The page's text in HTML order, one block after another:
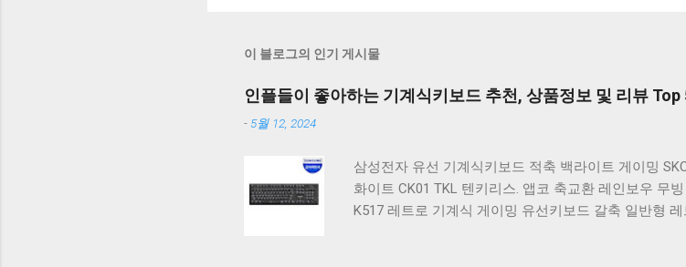
이 블로그의 인기 게시물
인플들이 좋아하는 기계식키보드 추천, 상품정보 및 리뷰 Top
- 5월 12, 2024
삼성전자 유선 기계식키보드 적축 백라이트 게이밍
화이트 CK01 TKL 텐키리스. 앱코 축교환 레인보우 무
K517 레트로 기계식 게이밍 유선키보드 갈축 일반형
계식 키보드 4종 축 선택 적축 화이트. 앱코 레트로 기